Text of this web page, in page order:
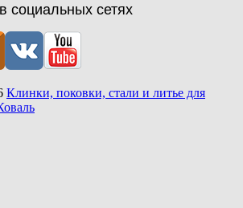
социальных сетях
Клинки, поковки, стали и литье для